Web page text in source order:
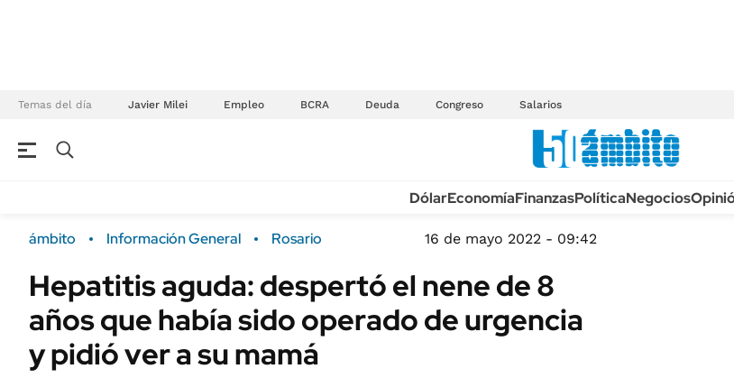
Temas del día Javier Milei Empleo BCRA Deuda Congreso Salarios
Campo
FINANZAS
Dólar
Sustentabilidad
Seguros
ENERGY REPORT
POLÍTICA
TECNOLOGÍA
MÉXICO
MUNDO
INFORMACIÓN GENERAL
DólarEconomíaFinanzasPolíticaNegocios
ámbito Información General Rosario 16 de mayo 2022 - 09:42
Hepatitis aguda: despertó el nene de 8
años que había sido operado de urgencia
y pidió ver a su mamá